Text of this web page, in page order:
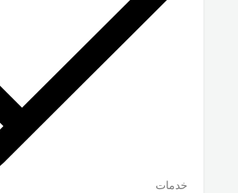
خدمات